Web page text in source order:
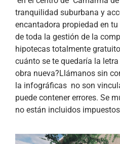
tranquilidad suburbana y
encantadora propiedad en
de toda la gestión de la
hipotecas totalmente
cuánto se te quedaría la
obra nueva?Llámanos sin
la infográficas no son
puede contener errores. Se
no están incluidos